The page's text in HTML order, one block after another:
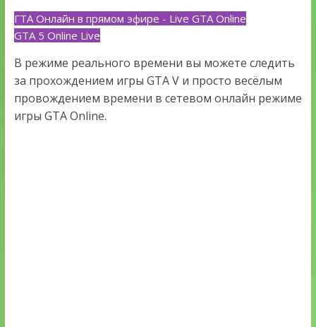
ГТА Онлайн в прямом эфире - Live GTA Online
GTA 5 Online Live
В режиме реального времени вы можете следить
за прохождением игры GTA V и просто весёлым
провождением времени в сетевом онлайн режиме
игры GTA Online.